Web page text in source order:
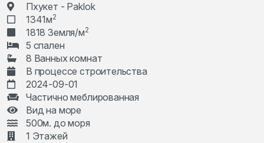
Пхукет - Paklok
1341м2
1818 Земля/м2
5 спален
8 Ванных комнат
В процессе строительства
2024-09-01
Частично меблированная
Вид на море
500м. до моря
1 Этажей